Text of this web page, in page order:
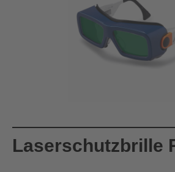
Laserschutzbrille